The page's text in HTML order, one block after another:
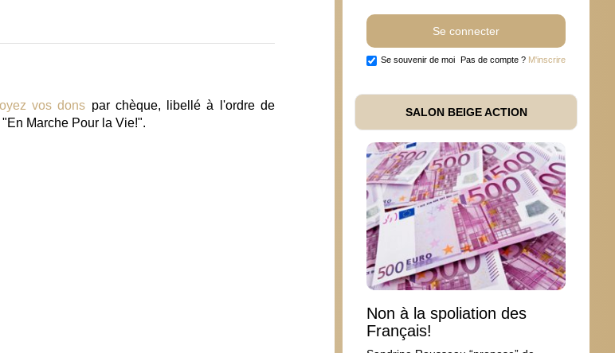
vos dons par chèque, libellé à l'ordre de
Marche Pour la Vie!".
Se souvenir de moi Pas de compte ? M'inscrire
SALON BEIGE ACTION
Non à la spoliation des
Français!